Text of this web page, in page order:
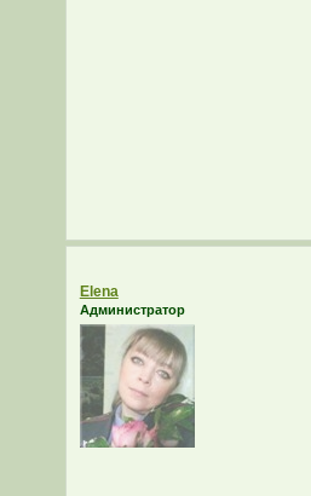
Elena
Администратор